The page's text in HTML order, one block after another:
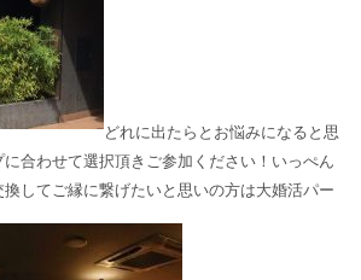
どれに出たらとお悩みになると思
合わせて選択頂きご参加ください！いっぺん
してご縁に繋げたいと思いの方は大婚活パー